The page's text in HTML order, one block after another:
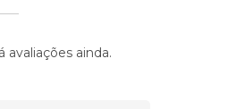
avaliações ainda.